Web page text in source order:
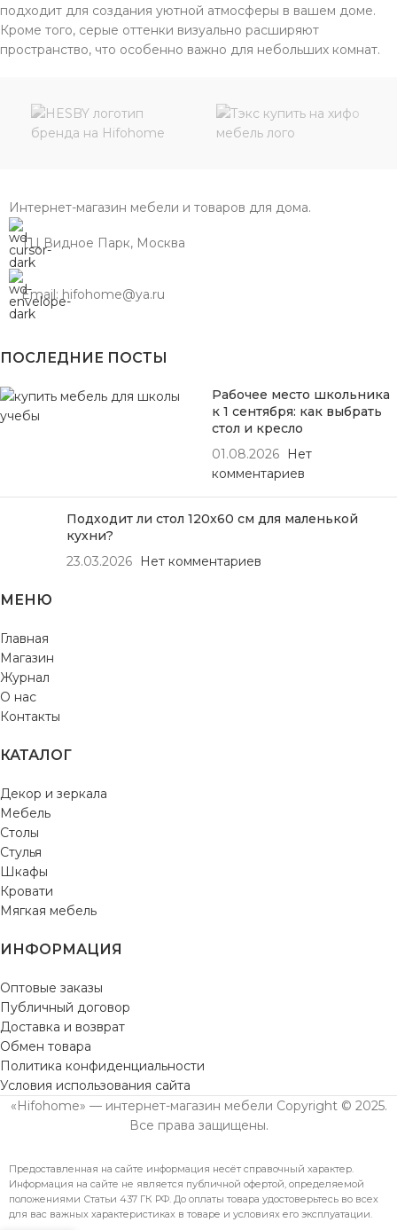
подходит для создания уютной атмосферы в вашем доме.
Кроме того, серые оттенки визуально расширяют
пространство, что особенно важно для небольших комнат.
Интернет-магазин мебели и товаров для дома.
ТЦ Видное Парк, Москва
Email: hifohome@ya.ru
ПОСЛЕДНИЕ ПОСТЫ
Рабочее место школьника
к 1 сентября: как выбрать
стол и кресло
01.08.2026
Нет
комментариев
Подходит ли стол 120х60 см для маленькой
кухни?
23.03.2026
Нет комментариев
МЕНЮ
Главная
Магазин
Журнал
О нас
Контакты
КАТАЛОГ
Декор и зеркала
Мебель
Столы
Стулья
Шкафы
Кровати
Мягкая мебель
ИНФОРМАЦИЯ
Оптовые заказы
Публичный договор
Доставка и возврат
Обмен товара
Политика конфиденциальности
Условия использования сайта
«Hifohome» — интернет-магазин мебели Copyright © 2025.
Все права защищены.
Предоставленная на сайте информация несёт справочный характер.
Информация на сайте не является публичной офертой, определяемой
положениями Статьи 437 ГК РФ. До оплаты товара удостоверьтесь во всех
для вас важных характеристиках в товаре и условиях его эксплуатации.